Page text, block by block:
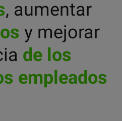
, aumentar
y mejorar
de los
empleados